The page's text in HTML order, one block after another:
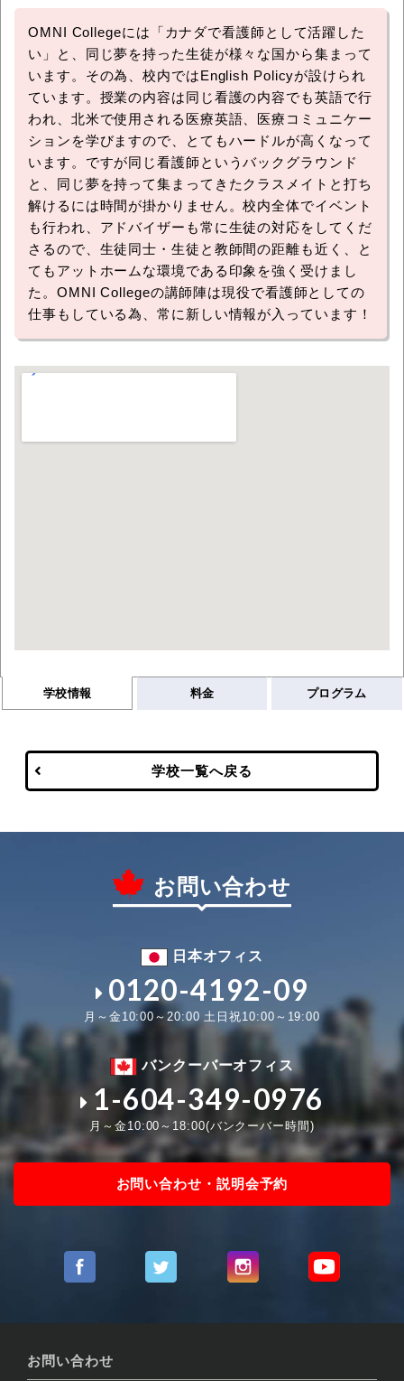
OMNI Collegeには「カナダで看護師として活躍した
い」と、同じ夢を持った生徒が様々な国から集まって
います。その為、校内ではEnglish Policyが設けられ
ています。授業の内容は同じ看護の内容でも英語で行
われ、北米で使用される医療英語、医療コミュニケー
ションを学びますので、とてもハードルが高くなって
います。ですが同じ看護師というバックグラウンド
と、同じ夢を持って集まってきたクラスメイトと打ち
解けるには時間が掛かりません。校内全体でイベント
も行われ、アドバイザーも常に生徒の対応をしてくだ
さるので、生徒同士・生徒と教師間の距離も近く、と
てもアットホームな環境である印象を強く受けまし
た。OMNI Collegeの講師陣は現役で看護師としての
仕事もしている為、常に新しい情報が入っています！
学校情報 料金 プログラム
学校一覧へ戻る
お問い合わせ
日本オフィス
0120-4192-09
月～金10:00～20:00 土日祝10:00～19:00
バンクーバーオフィス
1-604-349-0976
月～金10:00～18:00(バンクーバー時間)
お問い合わせ・説明会予約
お問い合わせ